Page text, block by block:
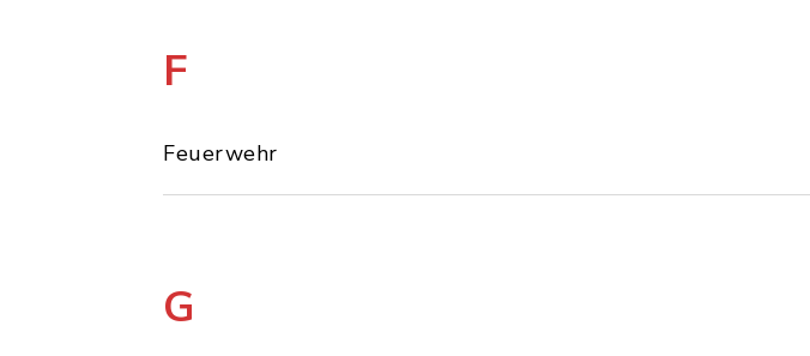
F
Feuerwehr
G